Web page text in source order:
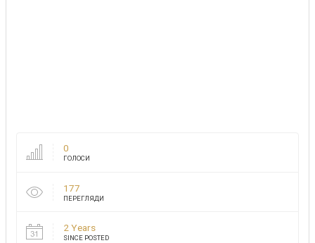
0
ГОЛОСИ
177
ПЕРЕГЛЯДИ
2 Years
SINCE POSTED